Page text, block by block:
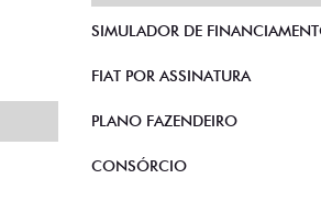
SIMULADOR DE
FIAT POR ASSINATURA
PLANO FAZENDEIRO
CONSÓRCIO